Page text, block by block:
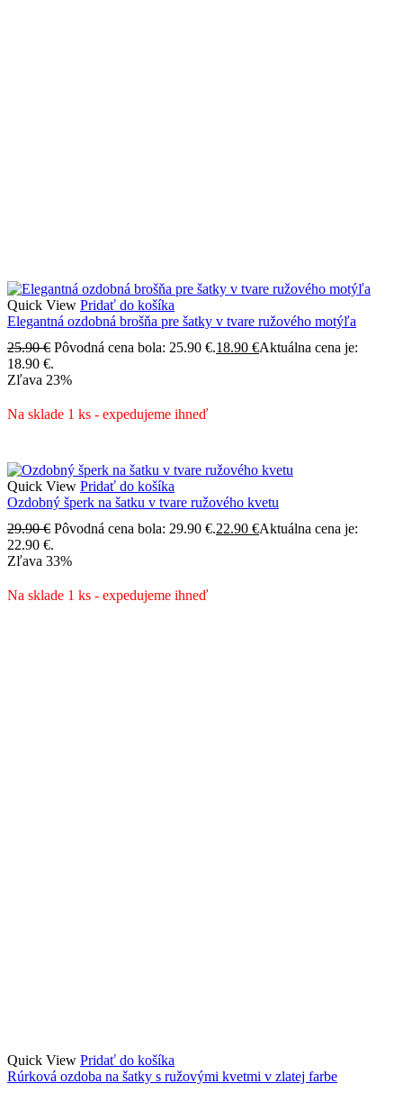
Quick View Pridať do košíka
Elegantná ozdobná brošňa pre šatky v tvare ružového motýľa
25.90€ Pôvodná cena bola: 25.90 €.18.90 €Aktuálna cena je:
18.90 €.
Zľava 23%
Na sklade 1 ks - expedujeme ihneď
Quick View Pridať do košíka
Ozdobný šperk na šatku v tvare ružového kvetu
29.90€ Pôvodná cena bola: 29.90 €.22.90 €Aktuálna cena je:
22.90 €.
Zľava 33%
Na sklade 1 ks - expedujeme ihneď
Quick View Pridať do košíka
Rúrková ozdoba na šatky s ružovými kvetmi v zlatej farbe